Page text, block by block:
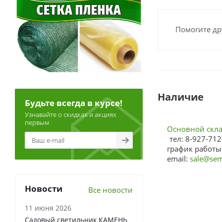
Помогите
Наличие
Основной
тел: 8-927-
график
email:
Будьте всегда в курсе!
Узнавайте о скидках и акциях
первым
Новости Все новости
11 июня 2026
Садовый светильник КАМЕНЬ